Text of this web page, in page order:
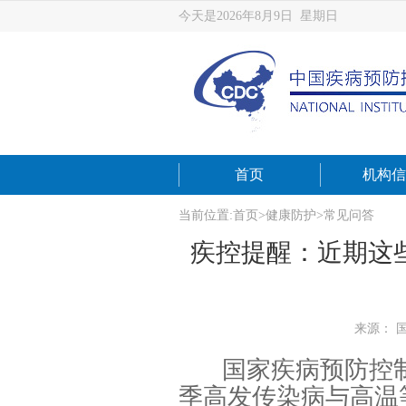
今天是2026年8月9日 星期日
首页 机构
当前位置:首页 >健康防护>常见问答
疾控提醒：近期这
来源：
国家疾病预防控
季高发传染病与高